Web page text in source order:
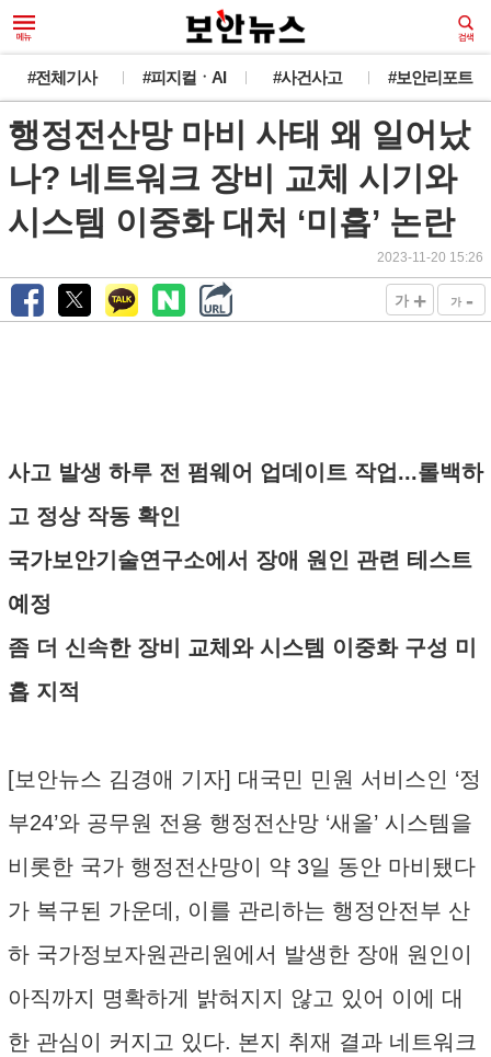
#전체기사 #피지컬ㆍAI #사건사고 #보안리포트
행정전산망 마비 사태 왜 일어났
나? 네트워크 장비 교체 시기와
시스템 이중화 대처 ‘미흡’ 논란
2023-11-20 15:26
가 + 가 -
사고 발생 하루 전 펌웨어 업데이트 작업...롤백하
고 정상 작동 확인
국가보안기술연구소에서 장애 원인 관련 테스트
예정
좀 더 신속한 장비 교체와 시스템 이중화 구성 미
흡 지적
[보안뉴스 김경애 기자] 대국민 민원 서비스인 ‘정
부24’와 공무원 전용 행정전산망 ‘새올’ 시스템을
비롯한 국가 행정전산망이 약 3일 동안 마비됐다
가 복구된 가운데, 이를 관리하는 행정안전부 산
하 국가정보자원관리원에서 발생한 장애 원인이
아직까지 명확하게 밝혀지지 않고 있어 이에 대
한 관심이 커지고 있다. 본지 취재 결과 네트워크